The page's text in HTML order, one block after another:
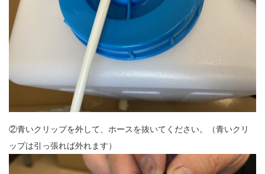
②青いクリップを外して、ホースを抜いてください。（青いクリ
ップは引っ張れば外れます）